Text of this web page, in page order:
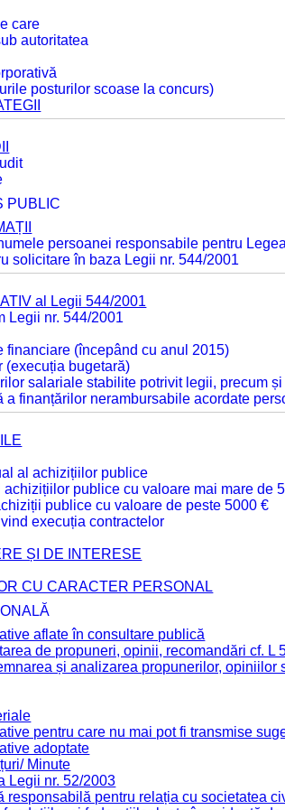
care
autoritatea
posturilor scoase la concurs)
PUBLIC
persoanei responsabile pentru
solicitare în baza Legii nr. 544/2001
al Legii 544/2001
Legii nr. 544/2001
financiare (începând cu anul 2015)
(execuția bugetară)
salariale stabilite potrivit legii, precum
a finanțărilor nerambursabile acordate
al achizițiilor publice
achizițiilor publice cu valoare mai mare de
publice cu valoare de peste 5000 €
execuția contractelor
ȘI DE INTERESE
CU CARACTER PERSONAL
aflate în consultare publică
de propuneri, opinii, recomandări cf. L
și analizarea propunerilor, opiniilor
pentru care nu mai pot fi transmise
adoptate
Minute
Legii nr. 52/2003
responsabilă pentru relația cu societatea